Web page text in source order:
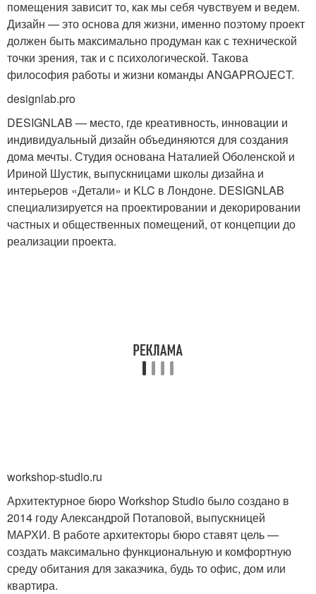
помещения зависит то, как мы себя чувствуем и ведем.
Дизайн — это основа для жизни, именно поэтому проект
должен быть максимально продуман как с технической
точки зрения, так и с психологической. Такова
философия работы и жизни команды ANGAPROJECT.
designlab.pro
DESIGNLAB — место, где креативность, инновации и
индивидуальный дизайн объединяются для создания
дома мечты. Студия основана Наталией Оболенской и
Ириной Шустик, выпускницами школы дизайна и
интерьеров «Детали» и KLC в Лондоне. DESIGNLAB
специализируется на проектировании и декорировании
частных и общественных помещений, от концепции до
реализации проекта.
workshop-studio.ru
Архитектурное бюро Workshop Studio было создано в
2014 году Александрой Потаповой, выпускницей
МАРХИ. В работе архитекторы бюро ставят цель —
создать максимально функциональную и комфортную
среду обитания для заказчика, будь то офис, дом или
квартира.